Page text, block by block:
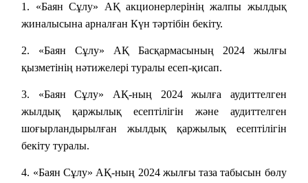
1. «Баян Сұлу» АҚ акционерлерінің жалпы жылдық
жиналысына арналған Күн тәртібін бекіту.
2. «Баян Сұлу» АҚ Басқармасының 2024 жылғы
қызметінің нәтижелері туралы есеп-қисап.
3. «Баян Сұлу» АҚ-ның 2024 жылға аудиттелген
жылдық қаржылық есептілігін және аудиттелген
шоғырландырылған жылдық қаржылық есептілігін
бекіту туралы.
4. «Баян Сұлу» АҚ-ның 2024 жылғы таза табысын бөлу